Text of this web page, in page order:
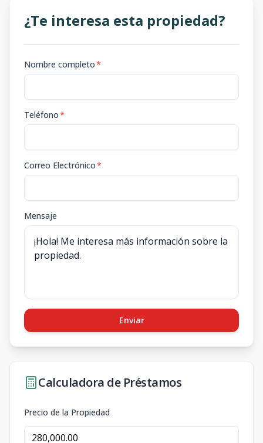
¿Te interesa esta propiedad?
Nombre completo*
Teléfono*
Correo Electrónico*
Mensaje
Enviar
Calculadora de Préstamos
Precio de la Propiedad